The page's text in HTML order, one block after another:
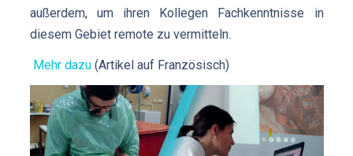
außerdem, um ihren Kollegen Fachkenntnisse in
diesem Gebiet remote zu vermitteln.
Mehr dazu (Artikel auf Französisch)